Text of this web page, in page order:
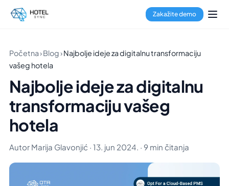
Zakažite demo
Početna›Blog›Najbolje ideje za digitalnu transformaciju
vašeg hotela
Najbolje ideje za digitalnu
transformaciju vašeg
hotela
Autor Marija Glavonjić · 13. jun 2024. · 9 min čitanja